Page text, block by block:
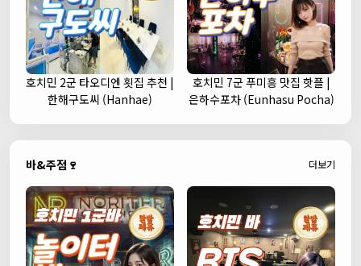
호치민 2군 타오디엔 횟집 추천 |
한해구도씨 (Hanhae)
호치민 7군 푸미흥 맛집 핫플 |
은하수포차 (Eunhasu Pocha)
바&주점🍷 더보기